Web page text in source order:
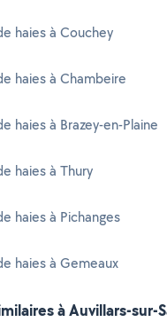
haies à Couchey
haies à Chambeire
haies à Brazey-en-Plaine
haies à Thury
haies à Pichanges
haies à Gemeaux
à Auvillars-sur-